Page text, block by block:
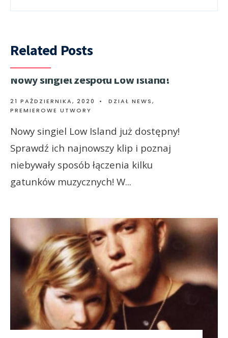
Related Posts
Nowy singiel zespołu Low Island!
21 PAŹDZIERNIKA, 2020 • DZIAŁ NEWS,
PREMIEROWE UTWORY
Nowy singiel Low Island już dostępny!
Sprawdź ich najnowszy klip i poznaj
niebywały sposób łączenia kilku
gatunków muzycznych! W...